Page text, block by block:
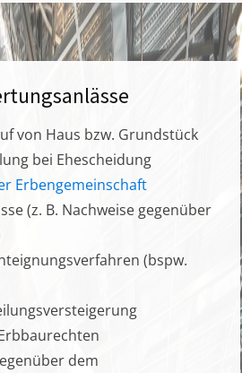
von Haus bzw. Grundstück
bei Ehescheidung
Erbengemeinschaft
(z. B. Nachweise gegenüber
(bspw.
dem